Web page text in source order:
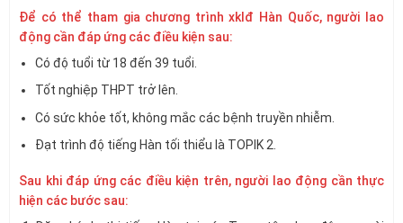
Để có thể tham gia chương trình xklđ Hàn Quốc, người lao
động cần đáp ứng các điều kiện sau:
Có độ tuổi từ 18 đến 39 tuổi.
Tốt nghiệp THPT trở lên.
Có sức khỏe tốt, không mắc các bệnh truyền nhiễm.
Đạt trình độ tiếng Hàn tối thiểu là TOPIK 2.
Sau khi đáp ứng các điều kiện trên, người lao động cần thực
hiện các bước sau: